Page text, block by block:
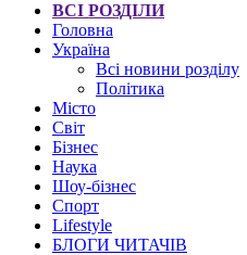
ВСІ РОЗДІЛИ
Головна
Україна
Всі новини розділу
Політика
Місто
Світ
Бізнес
Наука
Шоу-бізнес
Спорт
Lifestyle
БЛОГИ ЧИТАЧІВ